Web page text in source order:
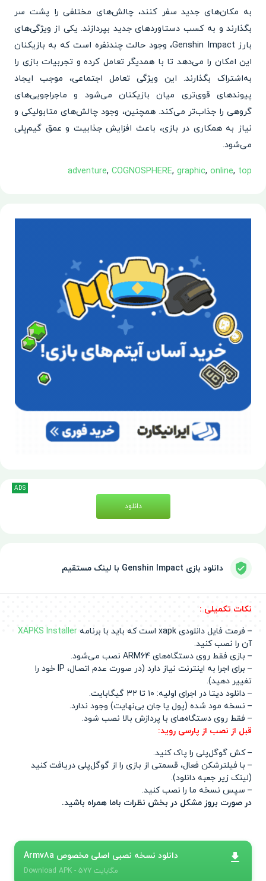
به مکان‌های جدید سفر کنند، چالش‌های مختلفی را پشت سر
بگذارند و به کسب دستاوردهای جدید بپردازند. یکی از ویژگی‌های
بارز Genshin Impact، وجود حالت چندنفره است که به بازیکنان
این امکان را می‌دهد تا با همدیگر تعامل کرده و تجربیات بازی را
به‌اشتراک بگذارند. این ویژگی تعامل اجتماعی، موجب ایجاد
پیوندهای قوی‌تری میان بازیکنان می‌شود و ماجراجویی‌های
گروهی را جذاب‌تر می‌کند. همچنین، وجود چالش‌های متابولیکی و
نیاز به همکاری در بازی، باعث افزایش جذابیت و عمق گیم‌پلی
می‌شود.
adventure, COGNOSPHERE, graphic, online, top
دانلود
ADS
دانلود بازی Genshin Impact با لینک مستقیم
نکات تکمیلی :
– فرمت فایل دانلودی xapk است که باید با برنامه
XAPKS Installer
آن را نصب کنید.
– بازی فقط روی دستگاه‌های ARM64 نصب می‌شود.
– برای اجرا به اینترنت نیاز دارد (در صورت عدم اتصال، IP خود را
تغییر دهید).
– دانلود دیتا در اجرای اولیه: ۱۰ تا ۳۲ گیگابایت.
– نسخه مود شده (پول یا جان بی‌نهایت) وجود ندارد.
– فقط روی دستگاه‌های با پردازش بالا نصب شود.
قبل از نصب از پارسی روید:
– کش گوگل‌پلی را پاک کنید.
– با فیلترشکن فعال، قسمتی از بازی را از گوگل‌پلی دریافت کنید
(لینک زیر جعبه دانلود).
– سپس نسخه ما را نصب کنید.
در صورت بروز مشکل در بخش نظرات باما همراه باشید.
دانلود نسخه نصبی اصلی مخصوص Armv8a
Download APK - 577 مگابایت